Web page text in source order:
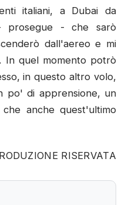
italiani, a Dubai da
prosegue - che sarò
dall'aereo e mi
In quel momento potrò
in questo altro volo,
po' di apprensione, un
anche quest'ultimo
RISERVATA